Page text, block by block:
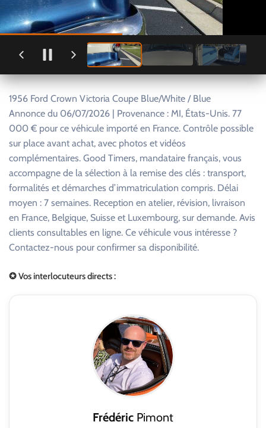
1956 Ford Crown Victoria Coupe Blue/White / Blue
Annonce du 06/07/2026 | Provenance : MI, États-Unis. 77
000 € pour ce véhicule importé en France. Contrôle possible
sur place avant achat, avec photos et vidéos
complémentaires. Good Timers, mandataire français, vous
accompagne de la sélection à la remise des clés : transport,
formalités et démarches d’immatriculation compris. Délai
moyen : 7 semaines. Reception en atelier, révision, livraison
en France, Belgique, Suisse et Luxembourg, sur demande. Avis
clients consultables en ligne. Ce véhicule vous intéresse ?
Contactez-nous pour confirmer sa disponibilité.
✪ Vos interlocuteurs directs :
Frédéric Pimont